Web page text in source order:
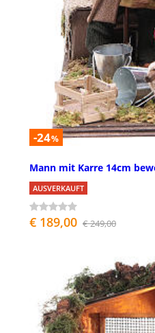
-24%
Mann mit Karre 14cm
AUSVERKAUFT
€ 189,00 € 249,00